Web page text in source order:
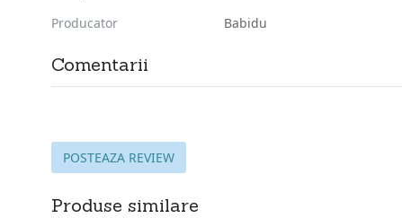
Producator
Babidu
Comentarii
POSTEAZA REVIEW
Produse similare